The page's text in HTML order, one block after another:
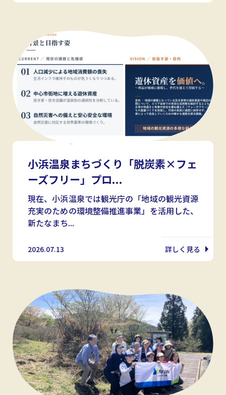
小浜温泉まちづくり「脱炭素×フェ
ーズフリー」プロ...
現在、小浜温泉では観光庁の「地域の観光資源
充実のための環境整備推進事業」を活用した、
新たなまち...
2026.07.13 詳しく見る